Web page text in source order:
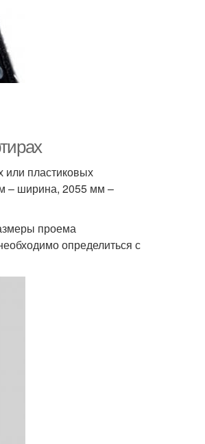
или пластиковых
– ширина, 2055 мм –
проема
определиться с